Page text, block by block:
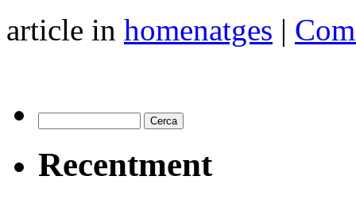
article in homenatges |
Recentment